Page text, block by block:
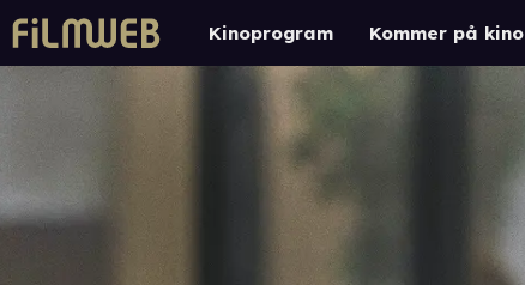
Kinoprogram Kommer på kino